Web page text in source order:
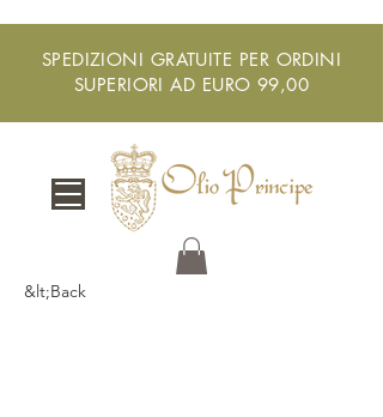
SPEDIZIONI GRATUITE PER ORDINI
SUPERIORI AD EURO 99,00
&lt;Back